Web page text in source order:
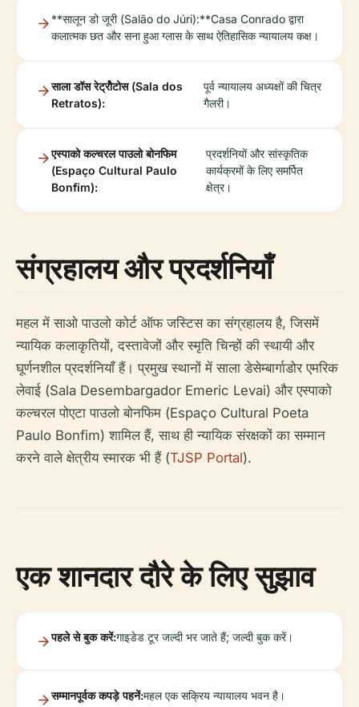
**सालून डो जूरी (Salão do Júri):**Casa Conrado द्वारा
कलात्मक छत और सना हुआ ग्लास के साथ ऐतिहासिक न्यायालय कक्ष।
साला डॉस रेट्रोैटोस (Sala dos
Retratos):
पूर्व न्यायालय अध्यक्षों की चित्र
गैलरी।
एस्पाको कल्चरल पाउलो बोनफिम
(Espaço Cultural Paulo
Bonfim):
प्रदर्शनियों और सांस्कृतिक
कार्यक्रमों के लिए समर्पित
क्षेत्र।
संग्रहालय और प्रदर्शनियाँ
महल में साओ पाउलो कोर्ट ऑफ जस्टिस का संग्रहालय है, जिसमें
न्यायिक कलाकृतियों, दस्तावेजों और स्मृति चिन्हों की स्थायी और
घूर्णनशील प्रदर्शनियाँ हैं। प्रमुख स्थानों में साला डेसेम्बार्गाडोर एमरिक
लेवाई (Sala Desembargador Emeric Levai) और एस्पाको
कल्चरल पोएटा पाउलो बोनफिम (Espaço Cultural Poeta
Paulo Bonfim) शामिल हैं, साथ ही न्यायिक संरक्षकों का सम्मान
करने वाले क्षेत्रीय स्मारक भी हैं (TJSP Portal).
एक शानदार दौरे के लिए सुझाव
पहले से बुक करें:गाइडेड टूर जल्दी भर जाते हैं; जल्दी बुक करें।
सम्मानपूर्वक कपड़े पहनें:महल एक सक्रिय न्यायालय भवन है।